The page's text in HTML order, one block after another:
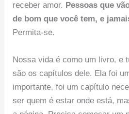
receber amor. Pessoas que
de bom que você tem, e
Permita-se.
Nossa vida é como um livro, e
são os capítulos dele. Ela foi
importante, foi um capítulo
ser quem é estar onde está,